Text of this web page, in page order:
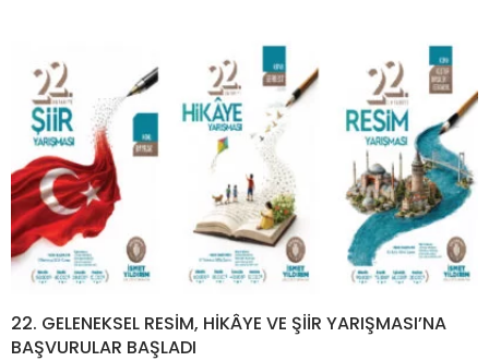
22. GELENEKSEL RESİM, HİKÂYE VE ŞİİR YARIŞMASI’NA
BAŞVURULAR BAŞLADI